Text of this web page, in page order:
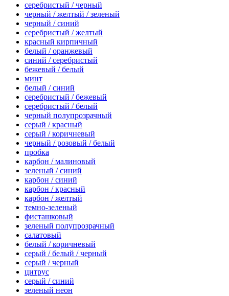
серебристый / черный
черный / желтый / зеленый
черный / синий
серебристый / желтый
красный кирпичный
белый / оранжевый
синий / серебристый
бежевый / белый
минт
белый / синий
серебристый / бежевый
серебристый / белый
черный полупрозрачный
серый / красный
серый / коричневый
черный / розовый / белый
пробка
карбон / малиновый
зеленый / синий
карбон / синий
карбон / красный
карбон / желтый
темно-зеленый
фисташковый
зеленый полупрозрачный
салатовый
белый / коричневый
серый / белый / черный
серый / черный
цитрус
серый / синий
зеленый неон